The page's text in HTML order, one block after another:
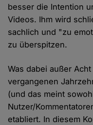
besser die Intention
Videos. Ihm wird
sachlich und "zu
zu überspitzen.
Was dabei außer
vergangenen
(und das meint
Nutzer/
etabliert. In diesem